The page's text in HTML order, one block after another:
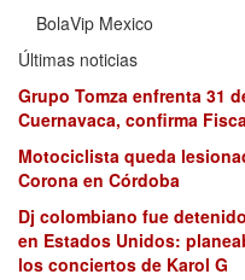
BolaVip Mexico
Últimas noticias
Grupo Tomza enfrenta 31
Cuernavaca, confirma
Motociclista queda
Corona en Córdoba
Dj colombiano fue
en Estados Unidos:
los conciertos de Karol G